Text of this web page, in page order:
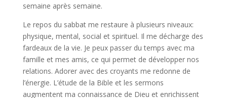
semaine après semaine.
Le repos du sabbat me restaure à plusieurs niveaux:
physique, mental, social et spirituel. Il me décharge des
fardeaux de la vie. Je peux passer du temps avec ma
famille et mes amis, ce qui permet de développer nos
relations. Adorer avec des croyants me redonne de
l’énergie. L’étude de la Bible et les sermons
augmentent ma connaissance de Dieu et enrichissent